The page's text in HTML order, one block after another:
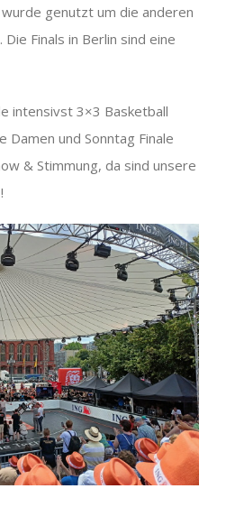
genutzt um die anderen
Finals in Berlin sind eine
intensivst 3×3 Basketball
Damen und Sonntag Finale
& Stimmung, da sind unsere